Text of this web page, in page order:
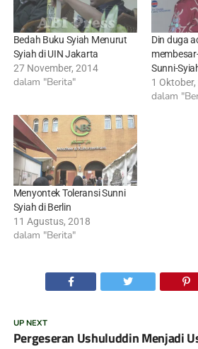
Bedah Buku Syiah Menurut
Syiah di UIN Jakarta
27 November, 2014
dalam "Berita"
Din duga
Sunni-
1
dalam
Menyontek Toleransi Sunni
Syiah di Berlin
11 Agustus, 2018
dalam "Berita"
UP NEXT
Pergeseran Ushuluddin Menjadi